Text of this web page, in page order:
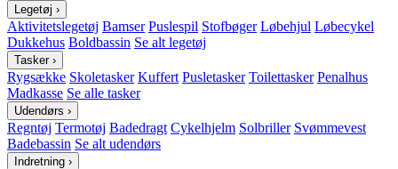
Legetøj ›
Aktivitetslegetøj Bamser Puslespil Stofbøger Løbehjul Løbecykel
Dukkehus Boldbassin Se alt legetøj
Tasker ›
Rygsække Skoletasker Kuffert Pusletasker Toilettasker Penalhus
Madkasse Se alle tasker
Udendørs ›
Regntøj Termotøj Badedragt Cykelhjelm Solbriller Svømmevest
Badebassin Se alt udendørs
Indretning ›